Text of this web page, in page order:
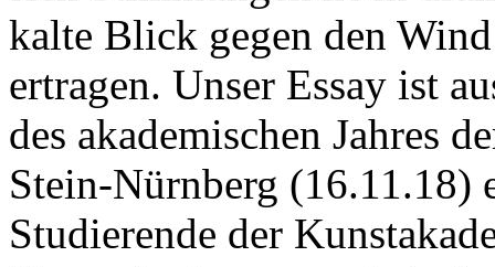
kalte Blick gegen den
ertragen. Unser Essay ist
des akademischen Jahres
Stein-Nürnberg (16.11.18)
Studierende der